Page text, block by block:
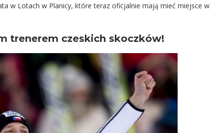
w Lotach w Planicy, które teraz oficjalnie mają mieć miejsce w
trenerem czeskich skoczków!